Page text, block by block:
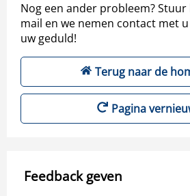
Nog een ander probleem?
mail en we nemen contact met
uw geduld!
Terug naar de
Pagina
Feedback geven